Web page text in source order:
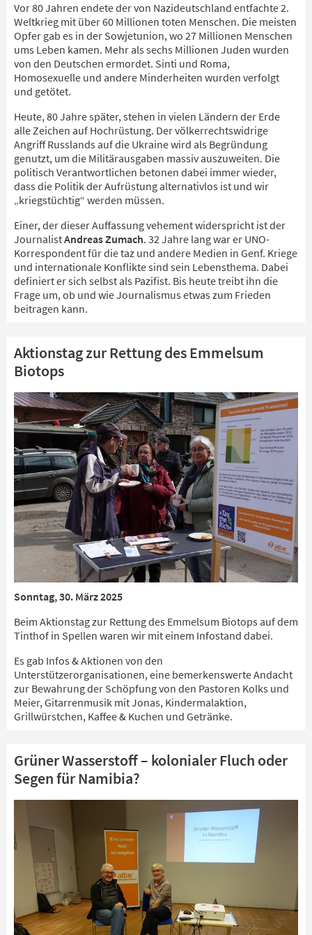
Vor 80 Jahren endete der von Nazideutschland entfachte 2.
Weltkrieg mit über 60 Millionen toten Menschen. Die meisten
Opfer gab es in der Sowjetunion, wo 27 Millionen Menschen
ums Leben kamen. Mehr als sechs Millionen Juden wurden
von den Deutschen ermordet. Sinti und Roma,
Homosexuelle und andere Minderheiten wurden verfolgt
und getötet.
Heute, 80 Jahre später, stehen in vielen Ländern der Erde
alle Zeichen auf Hochrüstung. Der völkerrechtswidrige
Angriff Russlands auf die Ukraine wird als Begründung
genutzt, um die Militärausgaben massiv auszuweiten. Die
politisch Verantwortlichen betonen dabei immer wieder,
dass die Politik der Aufrüstung alternativlos ist und wir
„kriegstüchtig“ werden müssen.
Einer, der dieser Auffassung vehement widerspricht ist der
JournalistAndreas Zumach. 32 Jahre lang war er UNO-
Korrespondent für die taz und andere Medien in Genf. Kriege
und internationale Konflikte sind sein Lebensthema. Dabei
definiert er sich selbst als Pazifist. Bis heute treibt ihn die
Frage um, ob und wie Journalismus etwas zum Frieden
beitragen kann.
Aktionstag zur Rettung des Emmelsum
Biotops
Sonntag, 30. März 2025
Beim Aktionstag zur Rettung des Emmelsum Biotops auf dem
Tinthof in Spellen waren wir mit einem Infostand dabei.
Es gab Infos & Aktionen von den
Unterstützerorganisationen, eine bemerkenswerte Andacht
zur Bewahrung der Schöpfung von den Pastoren Kolks und
Meier, Gitarrenmusik mit Jonas, Kindermalaktion,
Grillwürstchen, Kaffee & Kuchen und Getränke.
Grüner Wasserstoff – kolonialer Fluch oder
Segen für Namibia?